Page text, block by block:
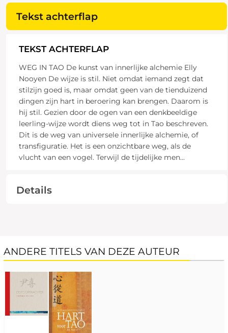
Tekst achterflap
TEKST ACHTERFLAP
WEG IN TAO De kunst van innerlijke alchemie Elly
Nooyen De wijze is stil. Niet omdat iemand zegt dat
stilzijn goed is, maar omdat geen van de tienduizend
dingen zijn hart in beroering kan brengen. Daarom is
hij stil. Gezien door de ogen van een denkbeeldige
leerling-wijze wordt diens weg tot in Tao beschreven.
Dit is de weg van universele innerlijke alchemie, of
transfiguratie. Het is een onzichtbare weg, als de
vlucht van een vogel. Terwijl de tijdelijke men...
Details
ANDERE TITELS VAN DEZE AUTEUR